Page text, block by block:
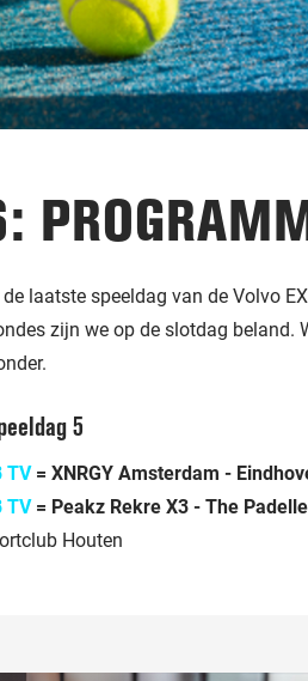
laatste speeldag van de Volvo
zijn we op de slotdag beland.
5
TV = XNRGY Amsterdam -
TV = Peakz Rekre X3 - The
Houten